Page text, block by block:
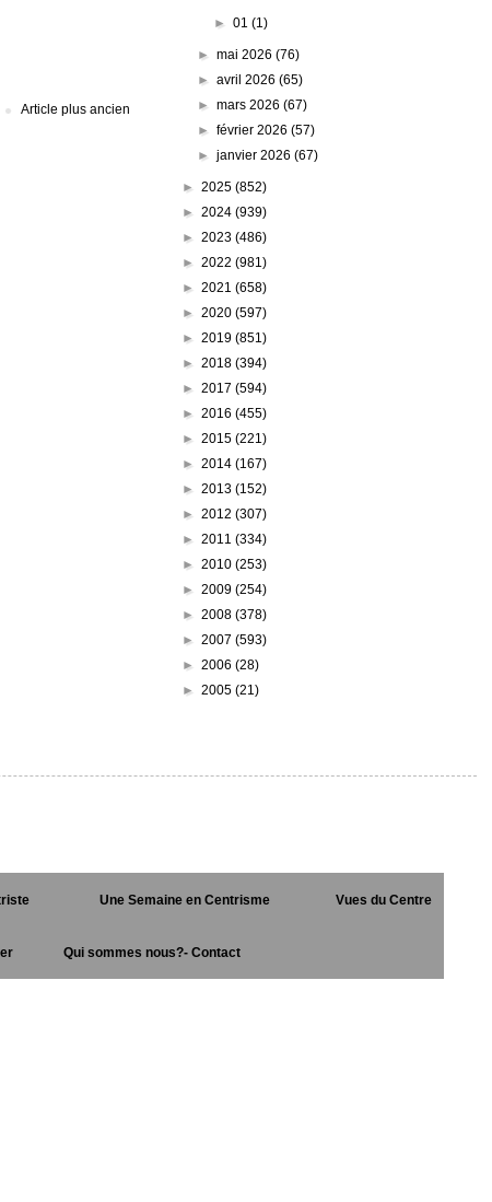
Article plus ancien
► 01 (1)
►mai 2026(76)
►avril 2026(65)
►mars 2026(67)
►février 2026(57)
►janvier 2026(67)
► 2025 (852)
► 2024 (939)
► 2023 (486)
► 2022 (981)
► 2021 (658)
► 2020 (597)
► 2019 (851)
► 2018 (394)
► 2017 (594)
► 2016 (455)
► 2015 (221)
► 2014 (167)
► 2013 (152)
► 2012 (307)
► 2011 (334)
► 2010 (253)
► 2009 (254)
► 2008 (378)
► 2007 (593)
► 2006 (28)
► 2005 (21)
Une Semaine en Centrisme Vues du Centre
Qui sommes nous?- Contact